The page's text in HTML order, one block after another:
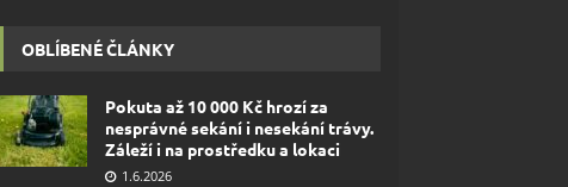
OBLÍBENÉ ČLÁNKY
Pokuta až 10 000 Kč hrozí za
nesprávné sekání i nesekání trávy.
Záleží i na prostředku a lokaci
1.6.2026